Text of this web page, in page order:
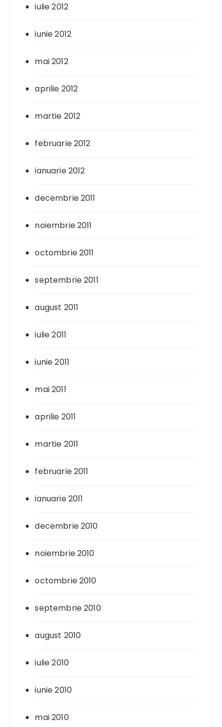
iulie 2012
iunie 2012
mai 2012
aprilie 2012
martie 2012
februarie 2012
ianuarie 2012
decembrie 2011
noiembrie 2011
octombrie 2011
septembrie 2011
august 2011
iulie 2011
iunie 2011
mai 2011
aprilie 2011
martie 2011
februarie 2011
ianuarie 2011
decembrie 2010
noiembrie 2010
octombrie 2010
septembrie 2010
august 2010
iulie 2010
iunie 2010
mai 2010